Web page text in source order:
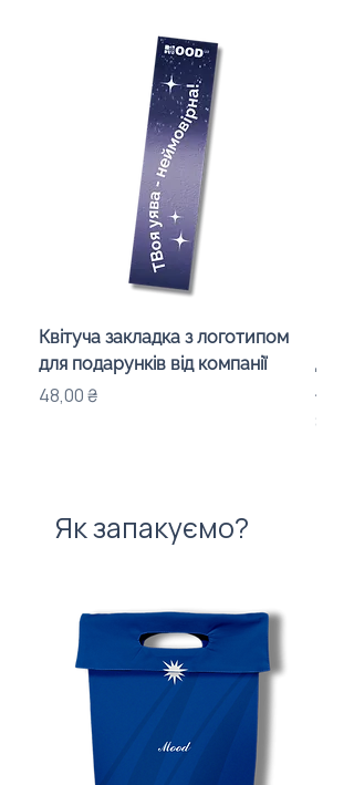
Квітуча закладка з логотипом
для подарунків від компанії
Ціна
48,00 ₴
для
Ціна
Як запакуємо?